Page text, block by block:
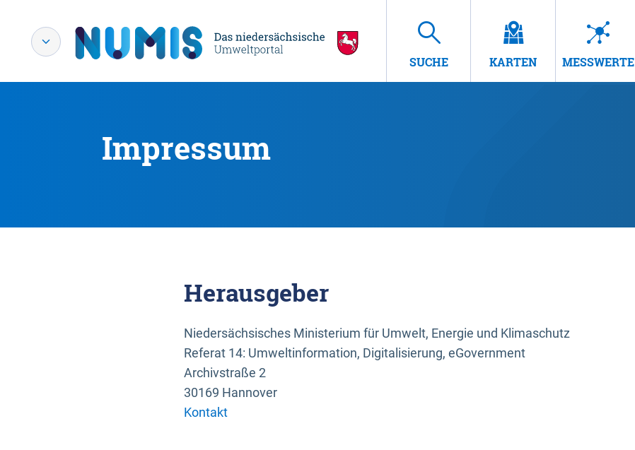
SUCHE KARTEN MESSWERTE
Impressum
Herausgeber
Niedersächsisches Ministerium für Umwelt, Energie und Klimaschutz
Referat 14: Umweltinformation, Digitalisierung, eGovernment
Archivstraße 2
30169 Hannover
Kontakt